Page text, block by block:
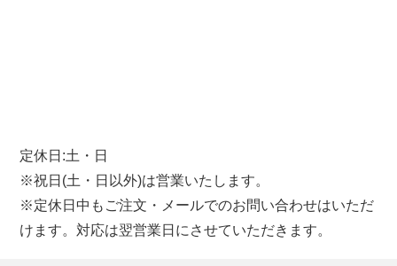
定休日:土・日
※祝日(土・日以外)は営業いたします。
※定休日中もご注文・メールでのお問い合わせはいただ
けます。対応は翌営業日にさせていただきます。